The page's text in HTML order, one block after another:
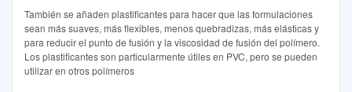
También se añaden plastificantes para hacer que las formulaciones
sean más suaves, más flexibles, menos quebradizas, más elásticas y
para reducir el punto de fusión y la viscosidad de fusión del polímero.
Los plastificantes son particularmente útiles en PVC, pero se pueden
utilizar en otros polímeros